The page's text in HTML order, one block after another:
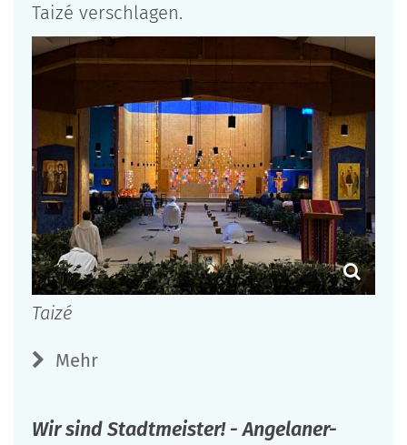
Taizé verschlagen.
Taizé
Mehr
Wir sind Stadtmeister! - Angelaner-